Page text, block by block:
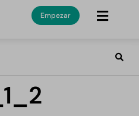
Empezar